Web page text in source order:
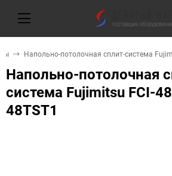
Напольно-потолочная сплит-система
Напольно-потолочная
система Fujimitsu FCI-
48TST1